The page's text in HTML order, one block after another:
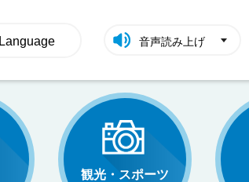
Language 音声読み上げ
観光・スポーツ